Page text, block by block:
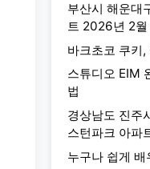
부산시 해운대
트 2026년 2월
바크초코 쿠키
스튜디오 EIM
법
경상남도 진주
스턴파크 아파
누구나 쉽게